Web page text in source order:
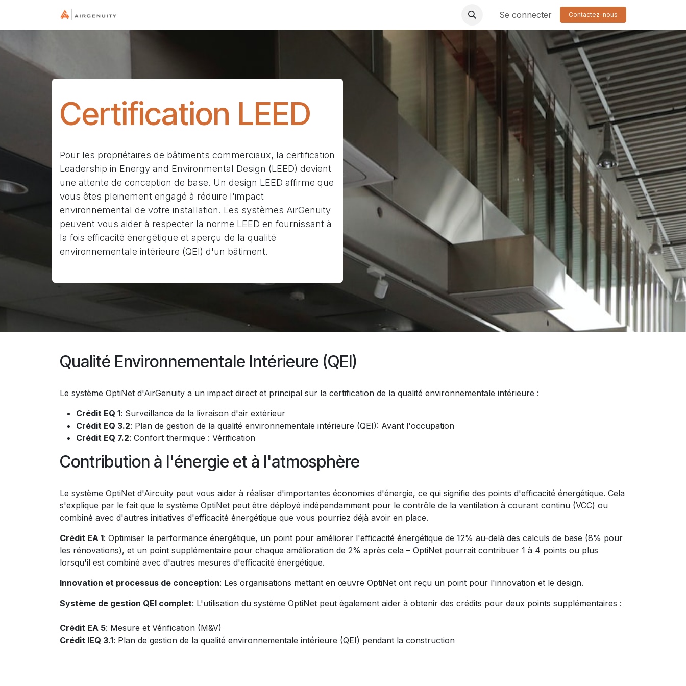
Entrepreneurs Contactez-nous À propos 🐝
Se connecter Contactez-nous
Certification LEED
Pour les propriétaires de bâtiments commerciaux, la certification
Leadership in Energy and Environmental Design (LEED) devient
une attente de conception de base. Un design LEED affirme que
vous êtes pleinement engagé à réduire l'impact
environnemental de votre installation. Les systèmes AirGenuity
peuvent vous aider à respecter la norme LEED en fournissant à
la fois efficacité énergétique et aperçu de la qualité
environnementale intérieure (QEI) d'un bâtiment.
Qualité Environnementale Intérieure (QEI)
Le système OptiNet d'AirGenuity a un impact direct et principal sur la certification de la qualité environnementale intérieure :
Crédit EQ 1: Surveillance de la livraison d'air extérieur
Crédit EQ 3.2: Plan de gestion de la qualité environnementale intérieure (QEI): Avant l'occupation
Crédit EQ 7.2: Confort thermique : Vérification
Contribution à l'énergie et à l'atmosphère
Le système OptiNet d'Aircuity peut vous aider à réaliser d'importantes économies d'énergie, ce qui signifie des points d'efficacité énergétique. Cela
s'explique par le fait que le système OptiNet peut être déployé indépendamment pour le contrôle de la ventilation à courant continu (VCC) ou
combiné avec d'autres initiatives d'efficacité énergétique que vous pourriez déjà avoir en place.
Crédit EA 1: Optimiser la performance énergétique, un point pour améliorer l'efficacité énergétique de 12% au-delà des calculs de base (8% pour
les rénovations), et un point supplémentaire pour chaque amélioration de 2% après cela – OptiNet pourrait contribuer 1 à 4 points ou plus
lorsqu'il est combiné avec d'autres mesures d'efficacité énergétique.
Innovation et processus de conception: Les organisations mettant en œuvre OptiNet ont reçu un point pour l'innovation et le design.
Système de gestion QEI complet: L'utilisation du système OptiNet peut également aider à obtenir des crédits pour deux points supplémentaires :
Crédit EA 5: Mesure et Vérification (M&V)
Crédit IEQ 3.1: Plan de gestion de la qualité environnementale intérieure (QEI) pendant la construction